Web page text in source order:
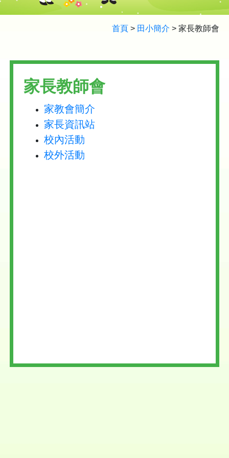
首頁 > 田小簡介 > 家長教師會
家長教師會
家教會簡介
家長資訊站
校內活動
校外活動